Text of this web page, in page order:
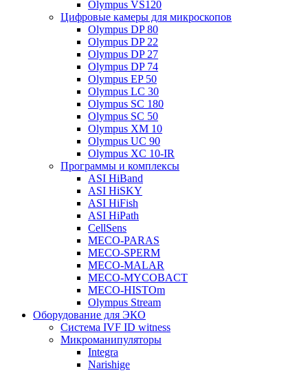
Olympus VS120
Цифровые камеры для микроскопов
Olympus DP 80
Olympus DP 22
Olympus DP 27
Olympus DP 74
Olympus EP 50
Olympus LC 30
Olympus SC 180
Olympus SC 50
Olympus XM 10
Olympus UC 90
Olympus XC 10-IR
Программы и комплексы
ASI HiBand
ASI HiSKY
ASI HiFish
ASI HiPath
CellSens
MECO-PARAS
MECO-SPERM
MECO-MALAR
MECO-MYCOBACT
MECO-HISTOm
Olympus Stream
Оборудование для ЭКО
Система IVF ID witness
Микроманипуляторы
Integra
Narishige